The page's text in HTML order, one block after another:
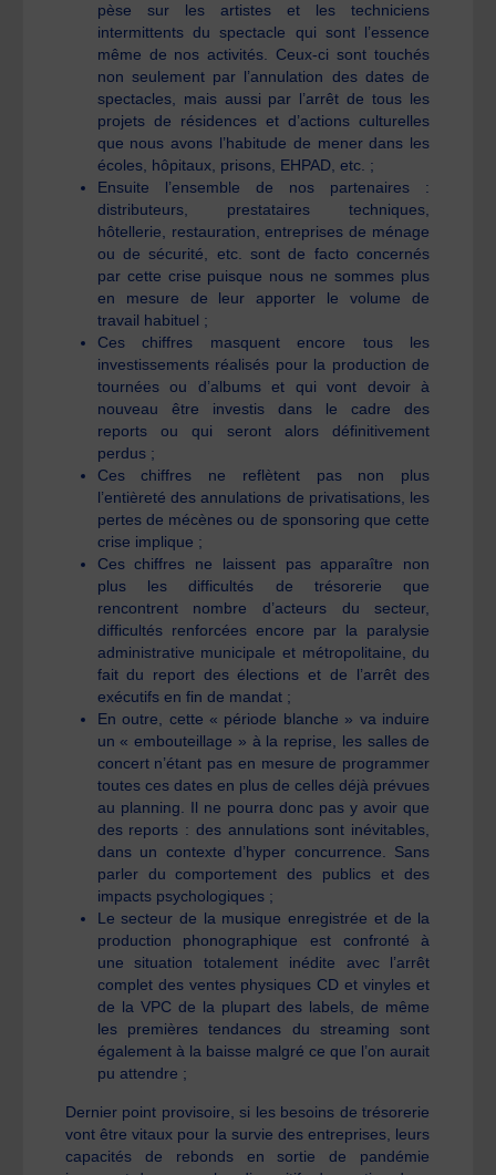
pèse sur les artistes et les techniciens
intermittents du spectacle qui sont l’essence
même de nos activités. Ceux-ci sont touchés
non seulement par l’annulation des dates de
spectacles, mais aussi par l’arrêt de tous les
projets de résidences et d’actions culturelles
que nous avons l’habitude de mener dans les
écoles, hôpitaux, prisons, EHPAD, etc. ;
Ensuite l’ensemble de nos partenaires :
distributeurs, prestataires techniques,
hôtellerie, restauration, entreprises de ménage
ou de sécurité, etc. sont de facto concernés
par cette crise puisque nous ne sommes plus
en mesure de leur apporter le volume de
travail habituel ;
Ces chiffres masquent encore tous les
investissements réalisés pour la production de
tournées ou d’albums et qui vont devoir à
nouveau être investis dans le cadre des
reports ou qui seront alors définitivement
perdus ;
Ces chiffres ne reflètent pas non plus
l’entièreté des annulations de privatisations, les
pertes de mécènes ou de sponsoring que cette
crise implique ;
Ces chiffres ne laissent pas apparaître non
plus les difficultés de trésorerie que
rencontrent nombre d’acteurs du secteur,
difficultés renforcées encore par la paralysie
administrative municipale et métropolitaine, du
fait du report des élections et de l’arrêt des
exécutifs en fin de mandat ;
En outre, cette « période blanche » va induire
un « embouteillage » à la reprise, les salles de
concert n’étant pas en mesure de programmer
toutes ces dates en plus de celles déjà prévues
au planning. Il ne pourra donc pas y avoir que
des reports : des annulations sont inévitables,
dans un contexte d’hyper concurrence. Sans
parler du comportement des publics et des
impacts psychologiques ;
Le secteur de la musique enregistrée et de la
production phonographique est confronté à
une situation totalement inédite avec l’arrêt
complet des ventes physiques CD et vinyles et
de la VPC de la plupart des labels, de même
les premières tendances du streaming sont
également à la baisse malgré ce que l’on aurait
pu attendre ;
Dernier point provisoire, si les besoins de trésorerie
vont être vitaux pour la survie des entreprises, leurs
capacités de rebonds en sortie de pandémie